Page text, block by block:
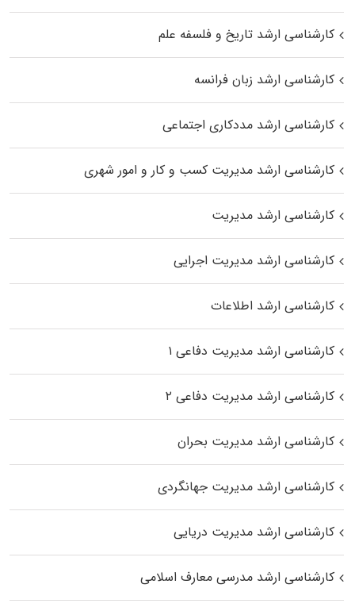
کارشناسی ارشد تاریخ و فلسفه علم
کارشناسی ارشد زبان فرانسه
کارشناسی ارشد مددکاری اجتماعی
کارشناسی ارشد مدیریت کسب و کار و امور شهری
کارشناسی ارشد مدیریت
کارشناسی ارشد مدیریت اجرایی
کارشناسی ارشد اطلاعات
کارشناسی ارشد مدیریت دفاعی ۱
کارشناسی ارشد مدیریت دفاعی ۲
کارشناسی ارشد مدیریت بحران
کارشناسی ارشد مدیریت جهانگردی
کارشناسی ارشد مدیریت دریایی
کارشناسی ارشد مدرسی معارف اسلامی